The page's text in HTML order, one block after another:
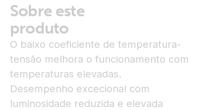
Sobre este
produto
O baixo coeficiente de temperatura-
tensão melhora o funcionamento com
temperaturas elevadas.
Desempenho excecional com
luminosidade reduzida e elevada